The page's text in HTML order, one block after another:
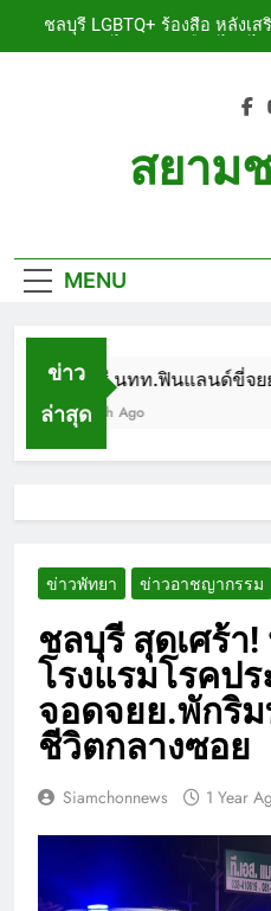
ชลบุรี LGBTQ+ ร้องสื่อ หลังเ
ก่อนพบเป็นศพเปลือยยัดกระเ
คาสนามบินขณะ
ล้าน ปรับ ห้อ
ชลบุรี นทท.ฟินแลนด์ขี่จยย.ห
รับผิดชอบ พร้อมเตือนอย่
ชลบุรี หนุ่มใหญ่ออสซี่พาสาว
ชลบุรี ฉลุยก่อนหมดวาระ! สภาเ
สยาม
MENU
ข่าว
ล่าสุด
ชลบุรี นทท.ฟินแลนด์ขี่จยย.
1 Month Ago
ข่าวพัทยา ข่าวอาชญากรรม
ชลบุรี สุดเศร้
โรงแรมโรคปร
จอดจยย.พักริม
ชีวิตกลางซอย
Siamchonnews 1 Year